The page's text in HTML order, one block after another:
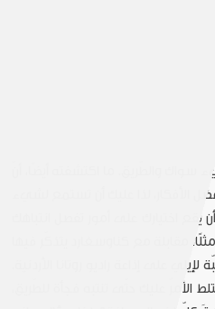
سواك والطّريق. ما اكتشفته أيضًا، أنّ
الأفكار، لذا عليك أن تستمع لشيء
اختيارك على أمور تفصل انتباهك
مقابلة مع كناوسغارد يتذكّر فيها
على إذاعة راديو روتانا الأردنية.
عليك حتّى تنتبه فجأة للطّريق،